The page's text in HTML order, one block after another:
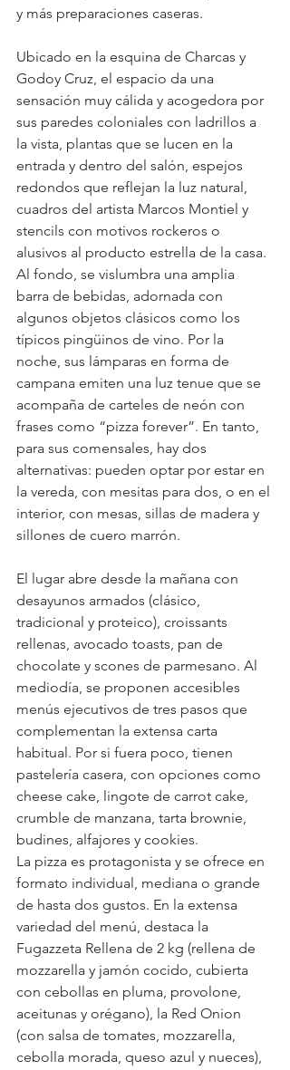
y más preparaciones caseras.
Ubicado en la esquina de Charcas y
Godoy Cruz, el espacio da una
sensación muy cálida y acogedora por
sus paredes coloniales con ladrillos a
la vista, plantas que se lucen en la
entrada y dentro del salón, espejos
redondos que reflejan la luz natural,
cuadros del artista Marcos Montiel y
stencils con motivos rockeros o
alusivos al producto estrella de la casa.
Al fondo, se vislumbra una amplia
barra de bebidas, adornada con
algunos objetos clásicos como los
típicos pingüinos de vino. Por la
noche, sus lámparas en forma de
campana emiten una luz tenue que se
acompaña de carteles de neón con
frases como “pizza forever”. En tanto,
para sus comensales, hay dos
alternativas: pueden optar por estar en
la vereda, con mesitas para dos, o en el
interior, con mesas, sillas de madera y
sillones de cuero marrón.
El lugar abre desde la mañana con
desayunos armados (clásico,
tradicional y proteico), croissants
rellenas, avocado toasts, pan de
chocolate y scones de parmesano. Al
mediodía, se proponen accesibles
menús ejecutivos de tres pasos que
complementan la extensa carta
habitual. Por si fuera poco, tienen
pastelería casera, con opciones como
cheese cake, lingote de carrot cake,
crumble de manzana, tarta brownie,
budines, alfajores y cookies.
La pizza es protagonista y se ofrece en
formato individual, mediana o grande
de hasta dos gustos. En la extensa
variedad del menú, destaca la
Fugazzeta Rellena de 2 kg (rellena de
mozzarella y jamón cocido, cubierta
con cebollas en pluma, provolone,
aceitunas y orégano), la Red Onion
(con salsa de tomates, mozzarella,
cebolla morada, queso azul y nueces),